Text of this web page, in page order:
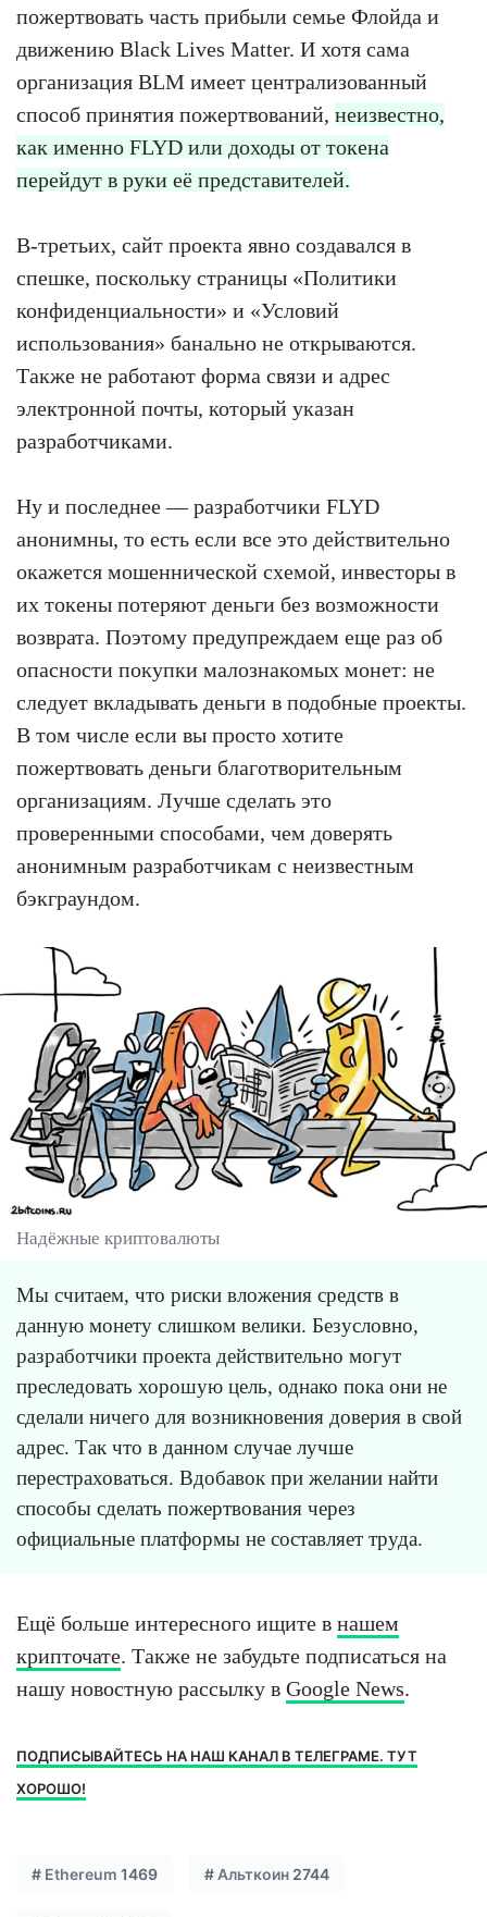
пожертвовать часть прибыли семье Флойда и
движению Black Lives Matter. И хотя сама
организация BLM имеет централизованный
способ принятия пожертвований, неизвестно,
как именно FLYD или доходы от токена
перейдут в руки её представителей.
В-третьих, сайт проекта явно создавался в
спешке, поскольку страницы «Политики
конфиденциальности» и «Условий
использования» банально не открываются.
Также не работают форма связи и адрес
электронной почты, который указан
разработчиками.
Ну и последнее — разработчики FLYD
анонимны, то есть если все это действительно
окажется мошеннической схемой, инвесторы в
их токены потеряют деньги без возможности
возврата. Поэтому предупреждаем еще раз об
опасности покупки малознакомых монет: не
следует вкладывать деньги в подобные проекты.
В том числе если вы просто хотите
пожертвовать деньги благотворительным
организациям. Лучше сделать это
проверенными способами, чем доверять
анонимным разработчикам с неизвестным
бэкграундом.
Надёжные криптовалюты
Мы считаем, что риски вложения средств в
данную монету слишком велики. Безусловно,
разработчики проекта действительно могут
преследовать хорошую цель, однако пока они не
сделали ничего для возникновения доверия в свой
адрес. Так что в данном случае лучше
перестраховаться. Вдобавок при желании найти
способы сделать пожертвования через
официальные платформы не составляет труда.
Ещё больше интересного ищите в нашем
крипточате. Также не забудьте подписаться на
нашу новостную рассылку в Google News.
ПОДПИСЫВАЙТЕСЬ НА НАШ КАНАЛ В ТЕЛЕГРАМЕ. ТУТ
ХОРОШО!
# Ethereum 1469 # Альткоин 2744